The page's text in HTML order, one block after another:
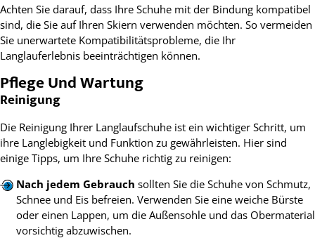
Achten Sie darauf, dass Ihre Schuhe mit der Bindung kompatibel
sind, die Sie auf Ihren Skiern verwenden möchten. So vermeiden
Sie unerwartete Kompatibilitätsprobleme, die Ihr
Langlauferlebnis beeinträchtigen können.
Pflege Und Wartung
Reinigung
Die Reinigung Ihrer Langlaufschuhe ist ein wichtiger Schritt, um
ihre Langlebigkeit und Funktion zu gewährleisten. Hier sind
einige Tipps, um Ihre Schuhe richtig zu reinigen:
Nach jedem Gebrauch sollten Sie die Schuhe von Schmutz,
Schnee und Eis befreien. Verwenden Sie eine weiche Bürste
oder einen Lappen, um die Außensohle und das Obermaterial
vorsichtig abzuwischen.